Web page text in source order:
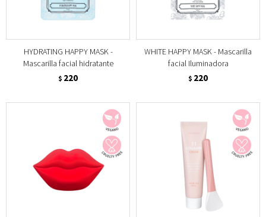
HYDRATING HAPPY MASK -
Mascarilla facial hidratante
$ 220
WHITE HAPPY MASK - Mascarilla
facial Iluminadora
$ 220